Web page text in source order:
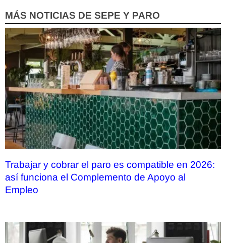
MÁS NOTICIAS DE SEPE Y PARO
Trabajar y cobrar el paro es compatible en 2026:
así funciona el Complemento de Apoyo al
Empleo